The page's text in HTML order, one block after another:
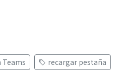
Teams
recargar pestaña